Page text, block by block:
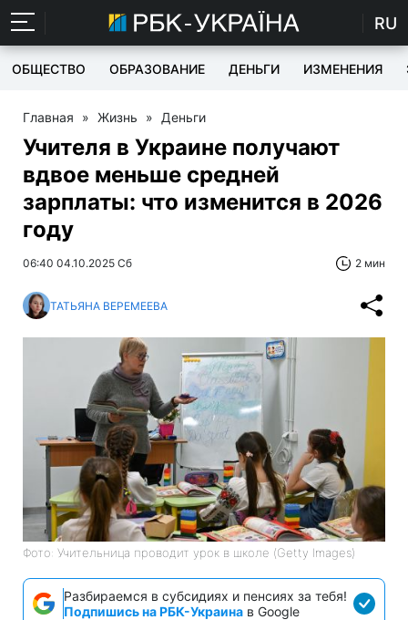
RU
ОБЩЕСТВО ОБРАЗОВАНИЕ ДЕНЬГИ ИЗМЕНЕНИЯ
Главная » Жизнь » Деньги
Учителя в Украине получают
вдвое меньше средней
зарплаты: что изменится в 2026
году
06:40 04.10.2025 Сб 2 мин
ТАТЬЯНА ВЕРЕМЕЕВА
Фото: Учительница проводит урок в школе (Getty Images)
Разбираемся в субсидиях и пенсиях за тебя!
Подпишись на РБК-Украина в Google